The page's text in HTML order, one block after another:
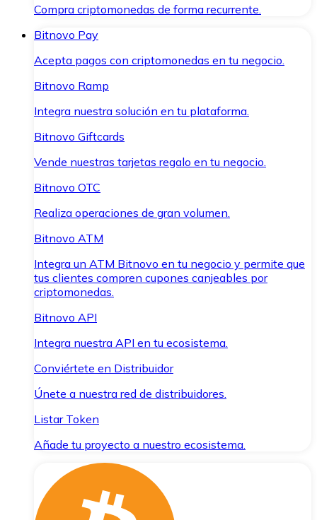
Compra criptomonedas de forma recurrente.
Bitnovo Pay
Acepta pagos con criptomonedas en tu negocio.
Bitnovo Ramp
Integra nuestra solución en tu plataforma.
Bitnovo Giftcards
Vende nuestras tarjetas regalo en tu negocio.
Bitnovo OTC
Realiza operaciones de gran volumen.
Bitnovo ATM
Integra un ATM Bitnovo en tu negocio y permite que
tus clientes compren cupones canjeables por
criptomonedas.
Bitnovo API
Integra nuestra API en tu ecosistema.
Conviértete en Distribuidor
Únete a nuestra red de distribuidores.
Listar Token
Añade tu proyecto a nuestro ecosistema.